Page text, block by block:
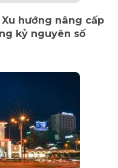
hướng nâng cấp
kỷ nguyên số